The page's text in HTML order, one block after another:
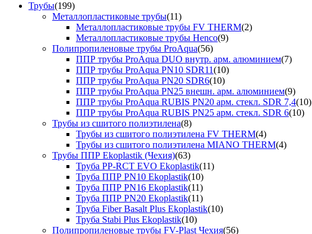
Трубы(199)
Металлопластиковые трубы(11)
Металлопластиковые трубы FV THERM(2)
Металлопластиковые трубы Henco(9)
Полипропиленовые трубы ProAqua(56)
ППР трубы ProAqua DUO внутр. арм. алюминием(7)
ППР трубы ProAqua PN10 SDR11(10)
ППР трубы ProAqua PN20 SDR6(10)
ППР трубы ProAqua PN25 внешн. арм. алюминием(9)
ППР трубы ProAqua RUBIS PN20 арм. стекл. SDR 7,4(10)
ППР трубы ProAqua RUBIS PN25 арм. стекл. SDR 6(10)
Трубы из сшитого полиэтилена(8)
Трубы из сшитого полиэтилена FV THERM(4)
Трубы из сшитого полиэтилена MIANO THERM(4)
Трубы ППР Ekoplastik (Чехия)(63)
Труба PP-RCT EVO Ekoplastik(11)
Труба ППР PN10 Ekoplastik(10)
Труба ППР PN16 Ekoplastik(11)
Труба ППР PN20 Ekoplastik(11)
Труба Fiber Basalt Plus Ekoplastik(10)
Труба Stabi Plus Ekoplastik(10)
Полипропиленовые трубы FV-Plast Чехия(56)